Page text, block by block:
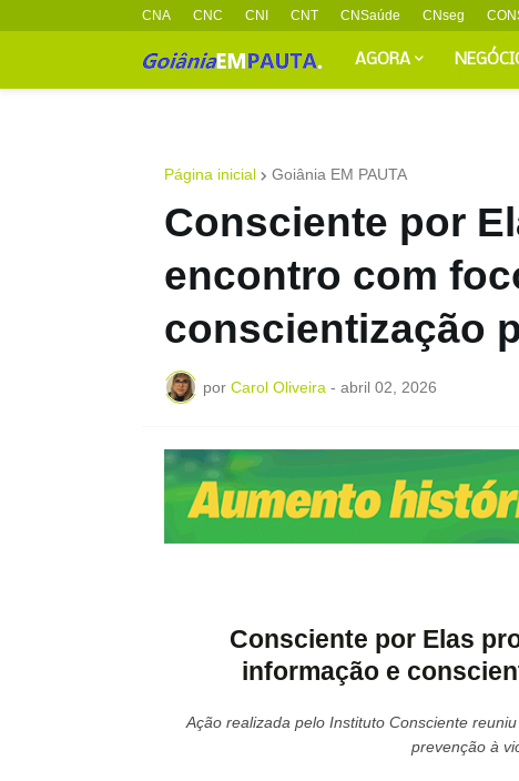
CNA CNC CNI CNT CNSaúde CNseg
AGORA
Página inicial Goiânia EM PAUTA
Consciente por
encontro com
conscientização
por Carol Oliveira - abril 02, 2026
Consciente por Elas
informação e
Ação realizada pelo Instituto Consciente
prevenção à